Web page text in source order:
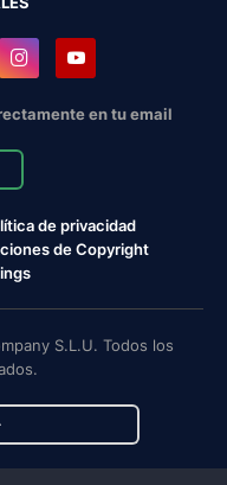
en tu email
de privacidad
de Copyright
S.L.U. Todos los